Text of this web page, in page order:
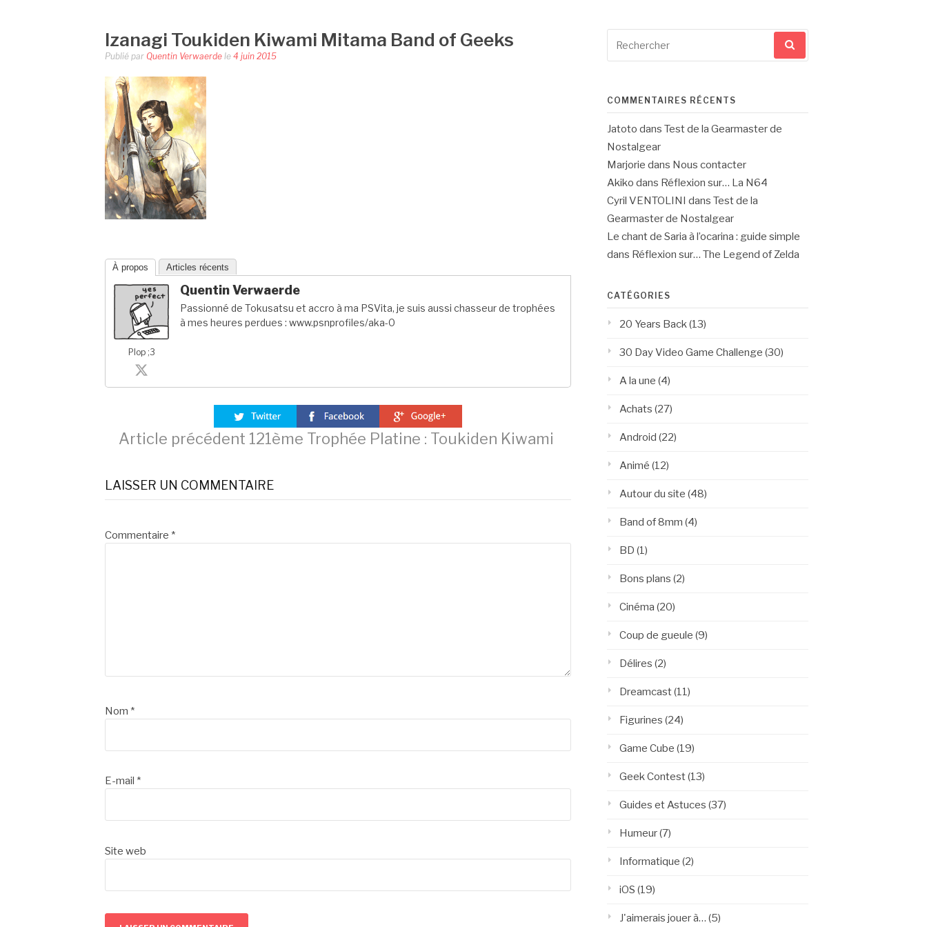
Izanagi Toukiden Kiwami Mitama Band of Geeks
Publié par Quentin Verwaerde le 4 juin 2015
À propos Articles récents
Plop ;3
Quentin Verwaerde
Passionné de Tokusatsu et accro à ma PSVita, je suis aussi chasseur de trophées
à mes heures perdues : www.psnprofiles/aka-0
Lire
la
suite
Article précédent 121ème Trophée Platine : Toukiden Kiwami
LAISSER UN COMMENTAIRE
Commentaire *
Nom *
E-mail *
Site web
pour
COMMENTAIRES RÉCENTS
Jatoto dans Test de la Gearmaster de
Nostalgear
Marjorie dans Nous contacter
Akiko dans Réflexion sur… La N64
Cyril VENTOLINI dans Test de la
Gearmaster de Nostalgear
Le chant de Saria à l’ocarina : guide simple
dans Réflexion sur… The Legend of Zelda
CATÉGORIES
20 Years Back (13)
30 Day Video Game Challenge (30)
A la une (4)
Achats (27)
Android (22)
Animé (12)
Autour du site (48)
Band of 8mm (4)
BD (1)
Bons plans (2)
Cinéma (20)
Coup de gueule (9)
Délires (2)
Dreamcast(11)
Figurines (24)
Game Cube (19)
Geek Contest(13)
Guides et Astuces (37)
Humeur(7)
Informatique (2)
iOS (19)
J'aimerais jouer à… (5)